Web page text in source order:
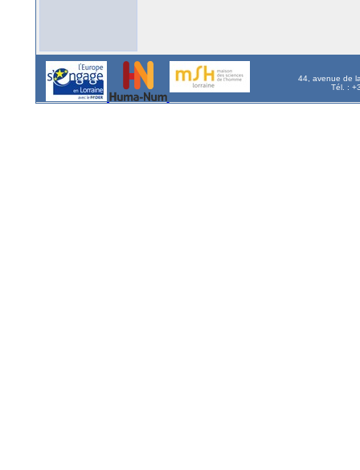
44, avenue de
Tél. :